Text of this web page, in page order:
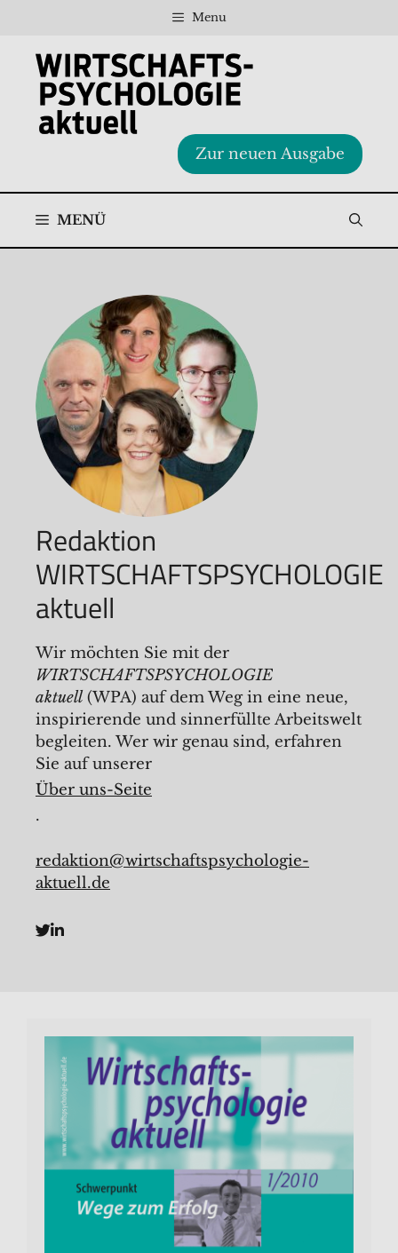
springen
Menu
Zur neuen Ausgabe
MENÜ
Redaktion
WIRTSCHAFTSPSYCHOLOGIE
aktuell
Wir möchten Sie mit der
WIRTSCHAFTSPSYCHOLOGIE
aktuell (WPA) auf dem Weg in eine neue,
inspirierende und sinnerfüllte Arbeitswelt
begleiten. Wer wir genau sind, erfahren
Sie auf unserer
Über uns-Seite
.
redaktion@wirtschaftspsychologie-
aktuell.de